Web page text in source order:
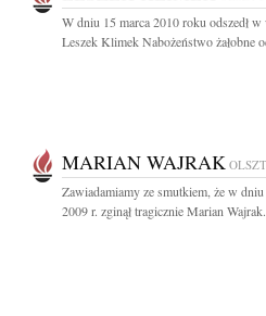
W dniu 15 marca 2010 roku odszedł
Leszek Klimek Nabożeństwo żałobne
MARIAN WAJRAK
Zawiadamiamy ze smutkiem, że w
2009 r. zginął tragicznie Marian